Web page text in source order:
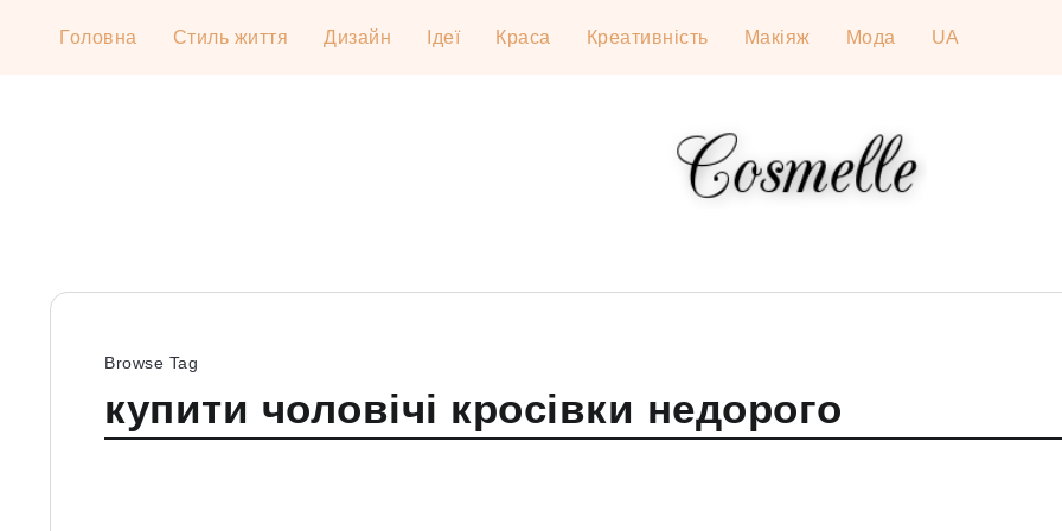
Головна Стиль життя Дизайн Ідеї Краса Креативність Макіяж Мода UA
Browse Tag
купити чоловічі кросівки недорого